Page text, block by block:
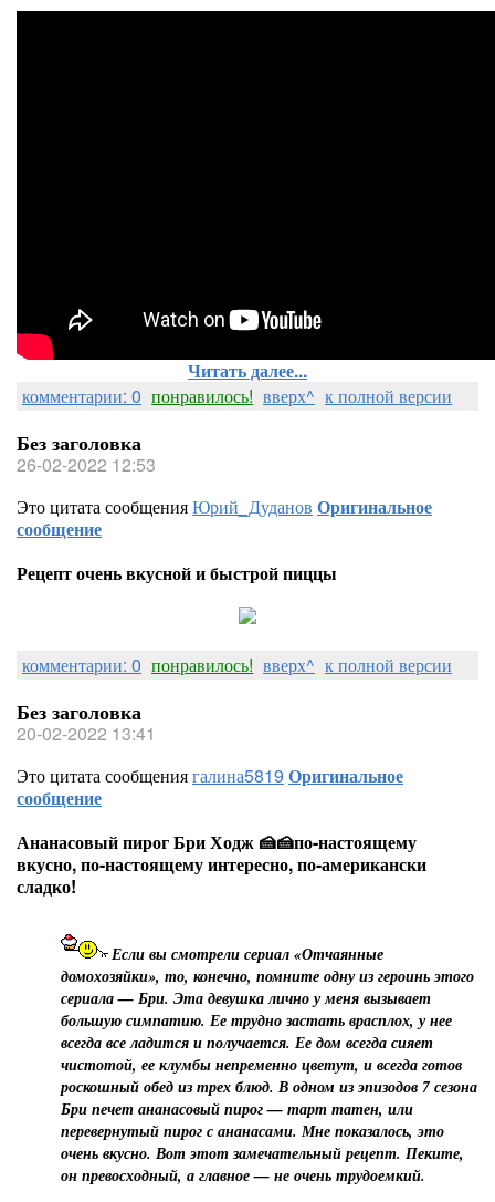
Читать далее...
комментарии: 0 понравилось! вверх^ к полной версии
Без заголовка
26-02-2022 12:53
Это цитата сообщенияЮрий_Дуданов Оригинальное
сообщение
Рецепт очень вкусной и быстрой пиццы
комментарии: 0 понравилось! вверх^ к полной версии
Без заголовка
20-02-2022 13:41
Это цитата сообщениягалина5819 Оригинальное
сообщение
Ананасовый пирог Бри Ходж 🍰🍰по-настоящему
вкусно, по-настоящему интересно, по-американски
сладко!
Если вы смотрели сериал «Отчаянные
домохозяйки», то, конечно, помните одну из героинь этого
сериала — Бри. Эта девушка лично у меня вызывает
большую симпатию. Ее трудно застать врасплох, у нее
всегда все ладится и получается. Ее дом всегда сияет
чистотой, ее клумбы непременно цветут, и всегда готов
роскошный обед из трех блюд. В одном из эпизодов 7 сезона
Бри печет ананасовый пирог — тарт татен, или
перевернутый пирог с ананасами. Мне показалось, это
очень вкусно. Вот этот замечательный рецепт. Пеките,
он превосходный, а главное — не очень трудоемкий.